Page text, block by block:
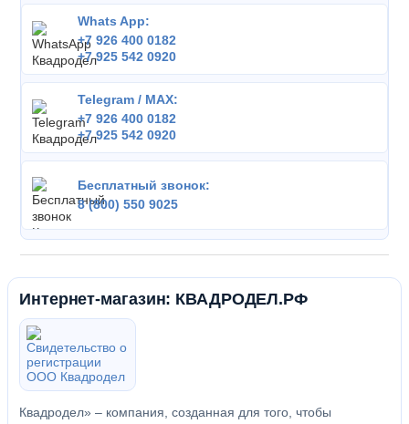
Whats App:
+7 926 400 0182
+7 925 542 0920
Telegram / MAX:
+7 926 400 0182
+7 925 542 0920
Бесплатный звонок:
8 (800) 550 9025
Интернет-магазин: КВАДРОДЕЛ.РФ
Квадродел» – компания, созданная для того, чтобы